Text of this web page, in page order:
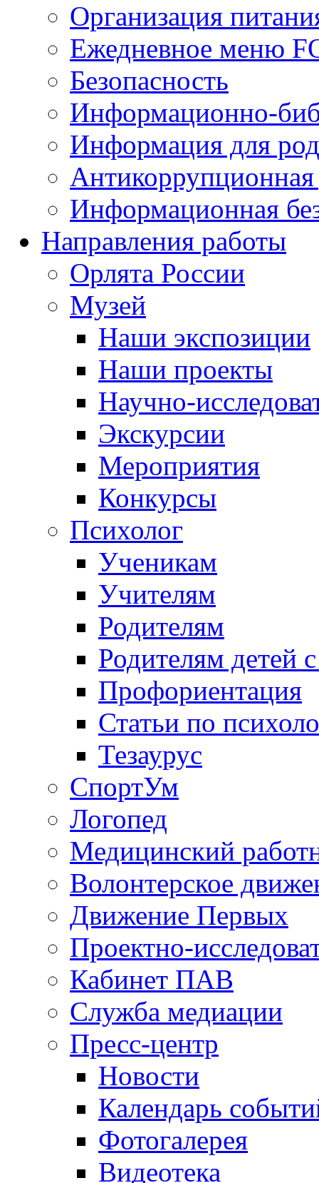
Организация
Ежедневное меню
Безопасность
Информационно-
Информация для
Антикоррупционная
Информационная
Направления работы
Орлята России
Музей
Наши экспозиции
Наши проекты
Научно-
Экскурсии
Мероприятия
Конкурсы
Психолог
Ученикам
Учителям
Родителям
Родителям детей
Профориентация
Статьи по
Тезаурус
СпортУм
Логопед
Медицинский
Волонтерское
Движение Первых
Проектно-
Кабинет ПАВ
Служба медиации
Пресс-центр
Новости
Календарь
Фотогалерея
Видеотека